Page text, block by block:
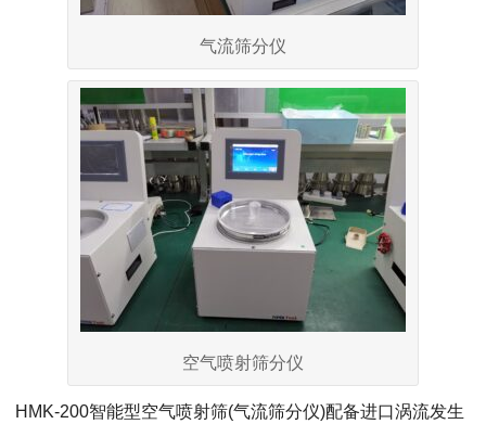
气流筛分仪
空气喷射筛分仪
HMK-200智能型空气喷射筛(气流筛分仪)配备进口涡流发生